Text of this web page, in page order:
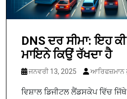
DNS ਦਰ ਸੀਮਾ: ਇਹ
ਮਾਇਨੇ ਕਿਉਂ ਰੱਖਦਾ ਹੈ
ਜਨਵਰੀ 13, 2025 ਆਰਿਫਜ਼ਮਾਨ
ਵਿਸ਼ਾਲ ਡਿਜੀਟਲ ਲੈਂਡਸਕੇਪ ਵਿੱਚ